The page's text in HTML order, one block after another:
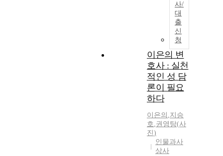
사/
대
출
신
청
이은의 변
호사 : 실천
적인 성 담
론이 필요
하다
이은의 ,지승
호,권영탕(사
진)
인물과사
상사